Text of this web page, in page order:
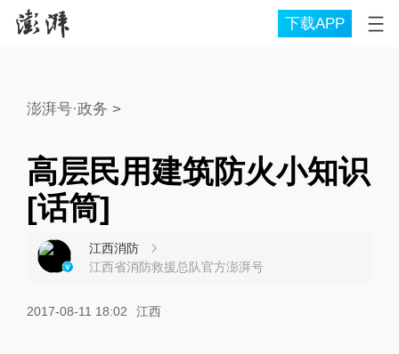
下载APP
澎湃号·政务 >
高层民用建筑防火小知识
[话筒]
江西消防
江西省消防救援总队官方澎湃号
2017-08-11 18:02 江西